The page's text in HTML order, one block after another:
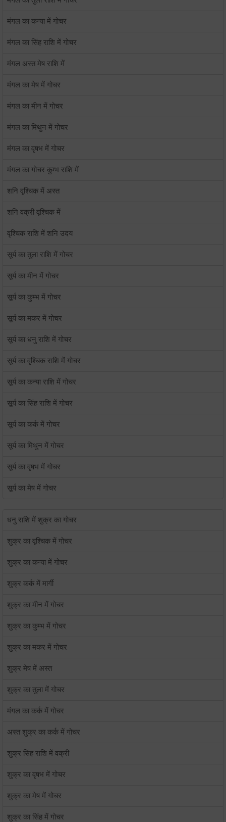
मंगल का कन्या में गोचर
मंगल का सिंह राशि में गोचर
मंगल अस्त मेष राशि में
मंगल का मेष में गोचर
मंगल का मीन में गोचर
मंगल का मिथुन में गोचर
मंगल का वृषभ में गोचर
मंगल का गोचर कुम्भ राशि में
शनि वृश्चिक में अस्त
शनि वक्री वृश्चिक में
वृश्चिक राशि में शनि उदय
सूर्य का तुला राशि में गोचर
सूर्य का मीन में गोचर
सूर्य का कुम्भ में गोचर
सूर्य का मकर में गोचर
सूर्य का धनु राशि में गोचर
सूर्य का वृश्चिक राशि में गोचर
सूर्य का कन्या राशि में गोचर
सूर्य का सिंह राशि में गोचर
सूर्य का कर्क में गोचर
सूर्य का मिथुन में गोचर
सूर्य का वृषभ में गोचर
सूर्य का मेष में गोचर
धनु राशि में शुक्र का गोचर
शुक्र का वृश्चिक में गोचर
शुक्र का कन्या में गोचर
शुक्र कर्क में मार्गी
शुक्र का मीन में गोचर
शुक्र का कुम्भ में गोचर
शुक्र का मकर में गोचर
शुक्र मेष में अस्त
शुक्र का तुला में गोचर
मंगल का कर्क में गोचर
अस्त शुक्र का कर्क में गोचर
शुक्र सिंह राशि में वक्री
शुक्र का वृषभ में गोचर
शुक्र का मेष में गोचर
शुक्र का सिंह में गोचर